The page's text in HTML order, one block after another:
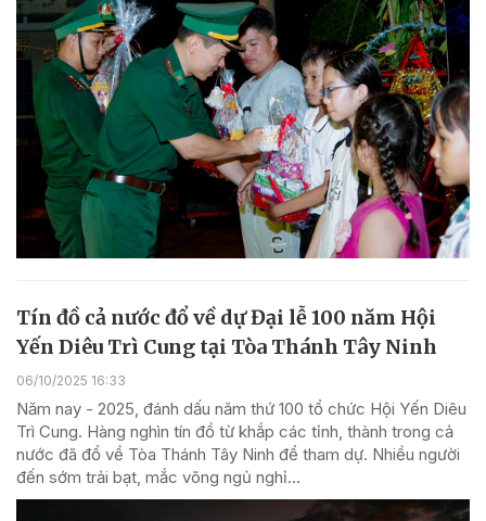
Tín đồ cả nước đổ về dự Đại lễ 100 năm Hội
Yến Diêu Trì Cung tại Tòa Thánh Tây Ninh
06/10/2025 16:33
Năm nay - 2025, đánh dấu năm thứ 100 tổ chức Hội Yến Diêu
Trì Cung. Hàng nghìn tín đồ từ khắp các tỉnh, thành trong cả
nước đã đổ về Tòa Thánh Tây Ninh để tham dự. Nhiều người
đến sớm trải bạt, mắc võng ngủ nghỉ...